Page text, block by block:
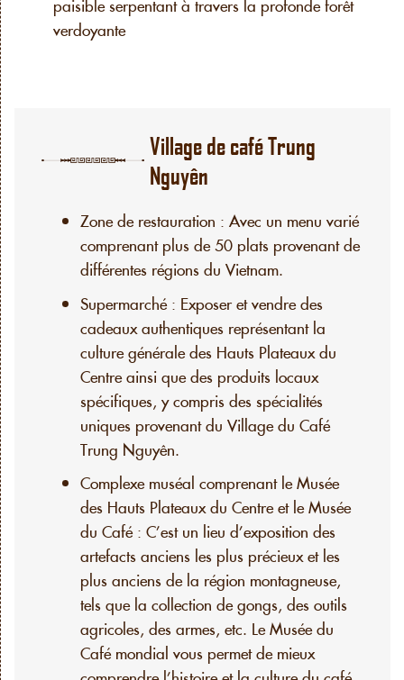
paisible serpentant à travers la profonde forêt
verdoyante
Village de café Trung
Nguyên
Zone de restauration : Avec un menu varié
comprenant plus de 50 plats provenant de
différentes régions du Vietnam.
Supermarché : Exposer et vendre des
cadeaux authentiques représentant la
culture générale des Hauts Plateaux du
Centre ainsi que des produits locaux
spécifiques, y compris des spécialités
uniques provenant du Village du Café
Trung Nguyên.
Complexe muséal comprenant le Musée
des Hauts Plateaux du Centre et le Musée
du Café : C’est un lieu d’exposition des
artefacts anciens les plus précieux et les
plus anciens de la région montagneuse,
tels que la collection de gongs, des outils
agricoles, des armes, etc. Le Musée du
Café mondial vous permet de mieux